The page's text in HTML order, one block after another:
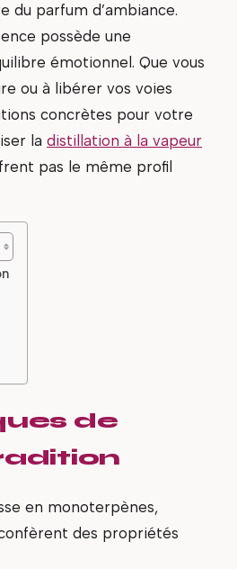
du parfum d’ambiance.
possède une
émotionnel. Que vous
ou à libérer vos voies
concrètes pour votre
la distillation à la vapeur
pas le même profil
de
en monoterpènes,
des propriétés